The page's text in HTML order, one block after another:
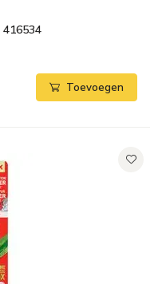
416534
Toevoegen